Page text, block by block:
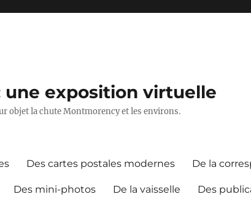
une exposition virtuelle
objet la chute Montmorency et les environs.
Des cartes postales modernes De la
Des mini-photos De la vaisselle Des